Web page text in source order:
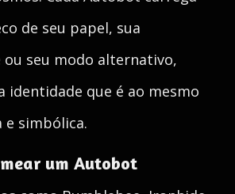
de seu papel, sua
ou seu modo alternativo,
identidade que é ao mesmo
simbólica.
um Autobot